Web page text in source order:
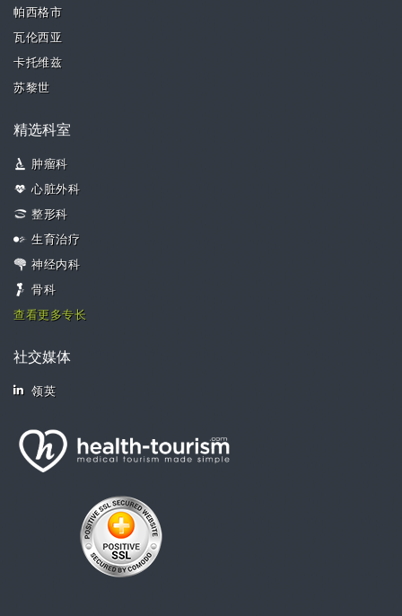
帕西格市
瓦伦西亚
卡托维兹
苏黎世
精选科室
肿瘤科
心脏外科
整形科
生育治疗
神经内科
骨科
查看更多专长
社交媒体
领英